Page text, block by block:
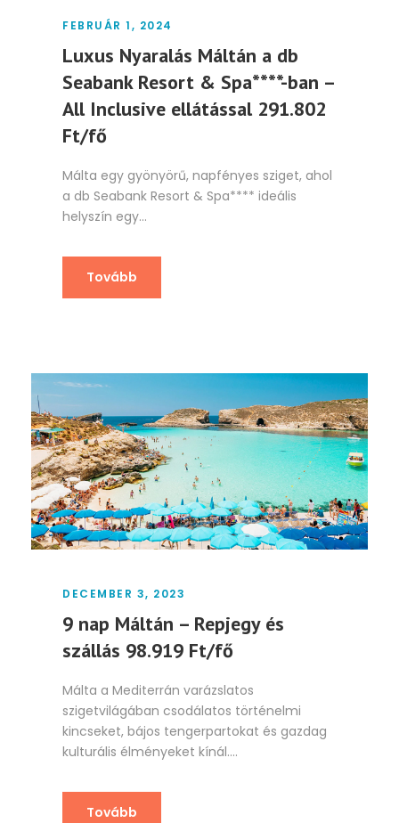
FEBRUÁR 1, 2024
Luxus Nyaralás Máltán a db
Seabank Resort & Spa****-ban –
All Inclusive ellátással 291.802
Ft/fő
Málta egy gyönyörű, napfényes sziget, ahol
a db Seabank Resort & Spa**** ideális
helyszín egy...
Tovább
DECEMBER 3, 2023
9 nap Máltán – Repjegy és
szállás 98.919 Ft/fő
Málta a Mediterrán varázslatos
szigetvilágában csodálatos történelmi
kincseket, bájos tengerpartokat és gazdag
kulturális élményeket kínál....
Tovább